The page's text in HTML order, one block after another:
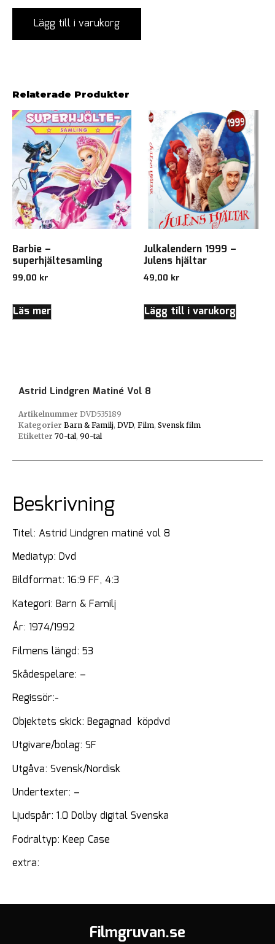
Lägg till i varukorg
Astrid Lindgren Matiné Vol 8
Artikelnummer DVD535189
Kategorier Barn & Familj, DVD, Film, Svensk film
Etiketter 70-tal, 90-tal
Beskrivning
Titel: Astrid Lindgren matiné vol 8
Mediatyp: Dvd
Bildformat: 16:9 FF, 4:3
Kategori: Barn & Familj
År: 1974/1992
Filmens längd: 53
Skådespelare: –
Regissör:-
Objektets skick: Begagnad köpdvd
Utgivare/bolag: SF
Utgåva: Svensk/Nordisk
Undertexter: –
Ljudspår: 1.0 Dolby digital Svenska
Fodraltyp: Keep Case
extra:
Relaterade Produkter
Barbie –
superhjältesamling
99,00 kr
Läs mer
Julkalendern 1999 –
Julens hjältar
49,00 kr
Lägg till i varukorg
Filmgruvan.se